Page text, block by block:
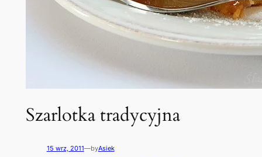
Szarlotka tradycyjna
15 wrz, 2011—byAsiek